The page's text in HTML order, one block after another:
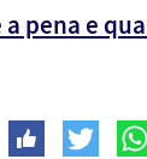
pena e